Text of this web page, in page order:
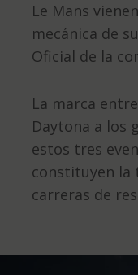
Le Mans
mecánica de
Oficial de la
La marca
Daytona a los
estos tres
constituyen la
carreras de